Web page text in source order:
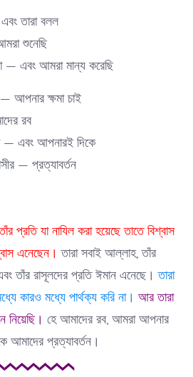
তারা বলল
শুনেছি
— এবং আমরা মান্য করেছি
আপনার ক্ষমা চাই
রব
— এবং আপনারই দিকে
— প্রত্যাবর্তন
প্রতি যা নাযিল করা হয়েছে তাতে বিশ্বাস
এনেছেন। তারা সবাই আল্লাহ, তাঁর
তাঁর রাসূলদের প্রতি ঈমান এনেছে।তারা
কারও মধ্যে পার্থক্য করি না। আর তারা
নিয়েছি। হে আমাদের রব, আমরা আপনার
আমাদের প্রত্যাবর্তন।